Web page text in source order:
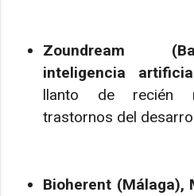
Zoundream
inteligencia
llanto de recién
trastornos del
Bioherent (Málaga),